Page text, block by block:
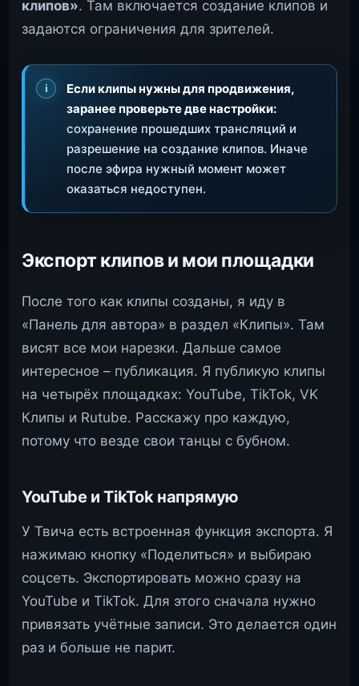
клипов». Там включается создание клипов и
задаются ограничения для зрителей.
Если клипы нужны для продвижения,
заранее проверьте две настройки:
сохранение прошедших трансляций и
разрешение на создание клипов. Иначе
после эфира нужный момент может
оказаться недоступен.
Экспорт клипов и мои площадки
После того как клипы созданы, я иду в
«Панель для автора» в раздел «Клипы». Там
висят все мои нарезки. Дальше самое
интересное – публикация. Я публикую клипы
на четырёх площадках: YouTube, TikTok, VK
Клипы и Rutube. Расскажу про каждую,
потому что везде свои танцы с бубном.
YouTube и TikTok напрямую
У Твича есть встроенная функция экспорта. Я
нажимаю кнопку «Поделиться» и выбираю
соцсеть. Экспортировать можно сразу на
YouTube и TikTok. Для этого сначала нужно
привязать учётные записи. Это делается один
раз и больше не парит.